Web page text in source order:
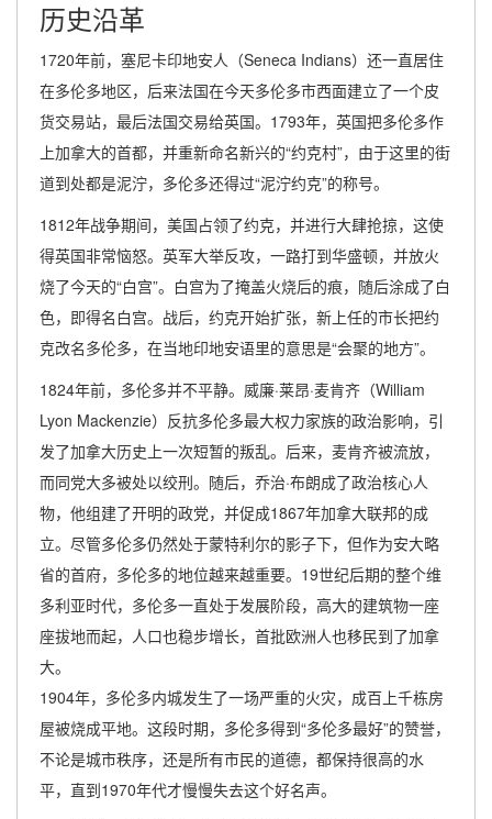
历史沿革
1720年前，塞尼卡印地安人（Seneca Indians）还一直居住
在多伦多地区，后来法国在今天多伦多市西面建立了一个皮
货交易站，最后法国交易给英国。1793年，英国把多伦多作
上加拿大的首都，并重新命名新兴的“约克村”，由于这里的街
道到处都是泥泞，多伦多还得过“泥泞约克”的称号。
1812年战争期间，美国占领了约克，并进行大肆抢掠，这使
得英国非常恼怒。英军大举反攻，一路打到华盛顿，并放火
烧了今天的“白宫”。白宫为了掩盖火烧后的痕，随后涂成了白
色，即得名白宫。战后，约克开始扩张，新上任的市长把约
克改名多伦多，在当地印地安语里的意思是“会聚的地方”。
1824年前，多伦多并不平静。威廉·莱昂·麦肯齐（William
Lyon Mackenzie）反抗多伦多最大权力家族的政治影响，引
发了加拿大历史上一次短暂的叛乱。后来，麦肯齐被流放，
而同党大多被处以绞刑。随后，乔治·布朗成了政治核心人
物，他组建了开明的政党，并促成1867年加拿大联邦的成
立。尽管多伦多仍然处于蒙特利尔的影子下，但作为安大略
省的首府，多伦多的地位越来越重要。19世纪后期的整个维
多利亚时代，多伦多一直处于发展阶段，高大的建筑物一座
座拔地而起，人口也稳步增长，首批欧洲人也移民到了加拿
大。
1904年，多伦多内城发生了一场严重的火灾，成百上千栋房
屋被烧成平地。这段时期，多伦多得到“多伦多最好”的赞誉，
不论是城市秩序，还是所有市民的道德，都保持很高的水
平，直到1970年代才慢慢失去这个好名声。